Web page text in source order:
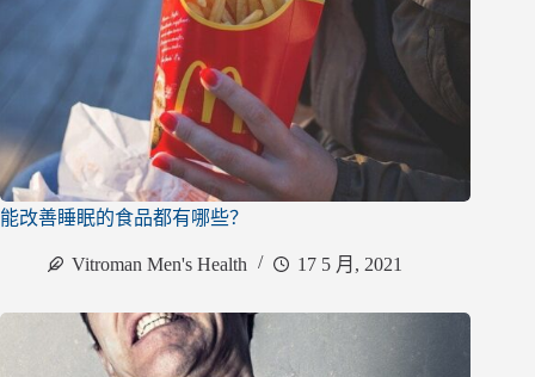
能改善睡眠的食品都有哪些？
Vitroman Men's Health 17 5 月, 2021